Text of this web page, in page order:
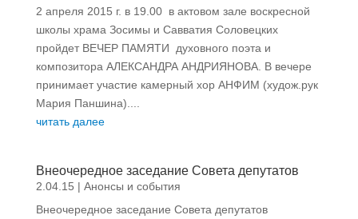
2 апреля 2015 г. в 19.00 в актовом зале воскресной
школы храма Зосимы и Савватия Соловецких
пройдет ВЕЧЕР ПАМЯТИ духовного поэта и
композитора АЛЕКСАНДРА АНДРИЯНОВА. В вечере
принимает участие камерный хор АНФИМ (худож.рук
Мария Паншина)....
читать далее
Внеочередное заседание Совета депутатов
2.04.15 | Анонсы и события
Внеочередное заседание Совета депутатов